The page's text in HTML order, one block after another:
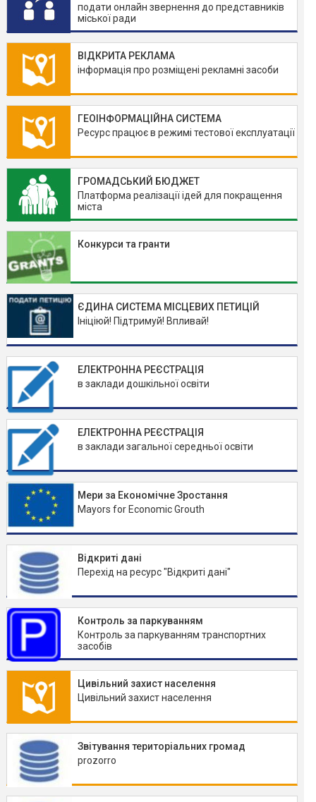
подати онлайн звернення до представників
міської ради
ВІДКРИТА РЕКЛАМА
інформація про розміщені рекламні засоби
ГЕОІНФОРМАЦІЙНА СИСТЕМА
Ресурс працює в режимі тестової експлуатації
ГРОМАДСЬКИЙ БЮДЖЕТ
Платформа реалізації ідей для покращення
міста
Конкурси та гранти
ЄДИНА СИСТЕМА МІСЦЕВИХ ПЕТИЦІЙ
Ініціюй! Підтримуй! Впливай!
ЕЛЕКТРОННА РЕЄСТРАЦІЯ
в заклади дошкільної освіти
ЕЛЕКТРОННА РЕЄСТРАЦІЯ
в заклади загальної середньої освіти
Мери за Економічне Зростання
Mayors for Economic Grouth
Відкриті дані
Перехід на ресурс "Відкриті дані"
Контроль за паркуванням
Контроль за паркуванням транспортних
засобів
Цивільний захист населення
Цивільний захист населення
Звітування територіальних громад
prozorro